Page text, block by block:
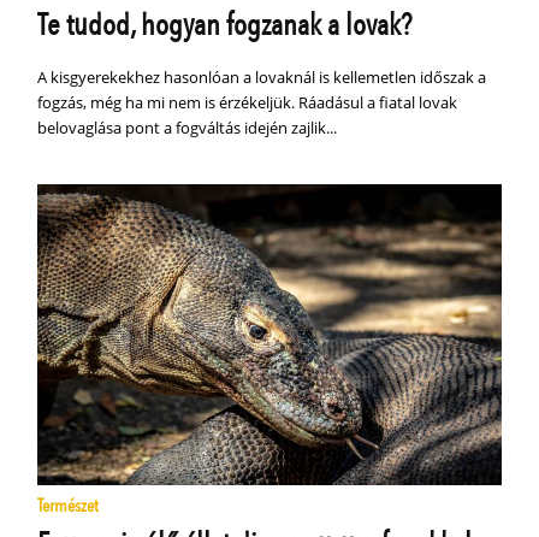
Te tudod, hogyan fogzanak a lovak?
A kisgyerekekhez hasonlóan a lovaknál is kellemetlen időszak a
fogzás, még ha mi nem is érzékeljük. Ráadásul a fiatal lovak
belovaglása pont a fogváltás idején zajlik...
Természet